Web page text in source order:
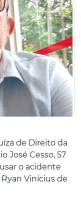
de Direito da
José Cesso, 57
o acidente
Vinícius de